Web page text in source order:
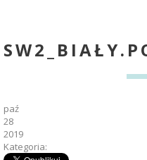
paź
28
2019
Kategoria: